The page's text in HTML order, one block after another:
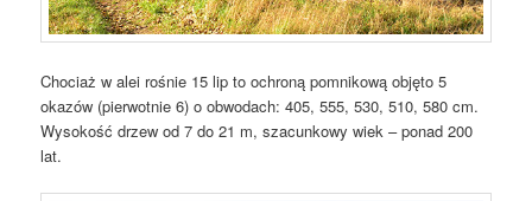
Chociaż w alei rośnie 15 lip to ochroną pomnikową objęto 5
okazów (pierwotnie 6) o obwodach: 405, 555, 530, 510, 580 cm.
Wysokość drzew od 7 do 21 m, szacunkowy wiek – ponad 200
lat.